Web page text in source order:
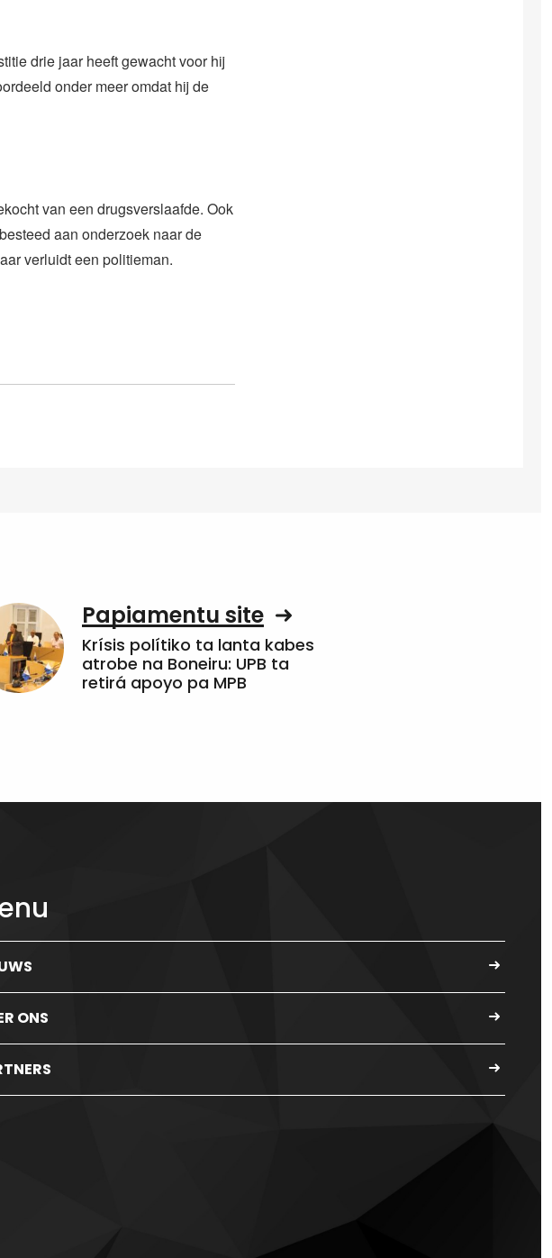
drie jaar heeft gewacht voor hij
onder meer omdat hij de
van een drugsverslaafde. Ook
aan onderzoek naar de
verluidt een politieman.
Papiamentu site
Krísis polítiko ta lanta kabes
atrobe na Boneiru: UPB ta
retirá apoyo pa MPB
ONS